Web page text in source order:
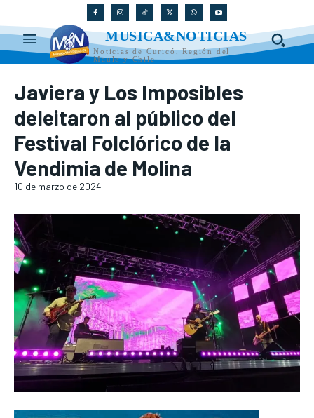
MUSICA&NOTICIAS
Noticias de Curicó, Región del
Maule y Chile
Javiera y Los Imposibles
deleitaron al público del
Festival Folclórico de la
Vendimia de Molina
10 de marzo de 2024